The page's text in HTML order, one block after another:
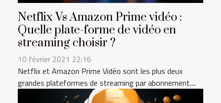
Netflix Vs Amazon Prime vidéo :
Quelle plate-forme de vidéo en
streaming choisir ?
10 février 2021 22:16
Netflix et Amazon Prime Vidéo sont les plus deux
grandes plateformes de streaming par abonnement....